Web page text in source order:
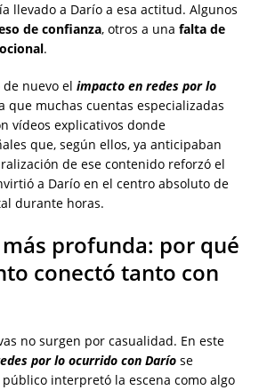
llevado a Darío a esa actitud. Algunos
de confianza, otros a una falta de
.
nuevo el impacto en redes por lo
que muchas cuentas especializadas
vídeos explicativos donde
que, según ellos, ya anticipaban
de ese contenido reforzó el
a Darío en el centro absoluto de
durante horas.
profunda: por qué
conectó tanto con
no surgen por casualidad. En este
por lo ocurrido con Darío se
interpretó la escena como algo